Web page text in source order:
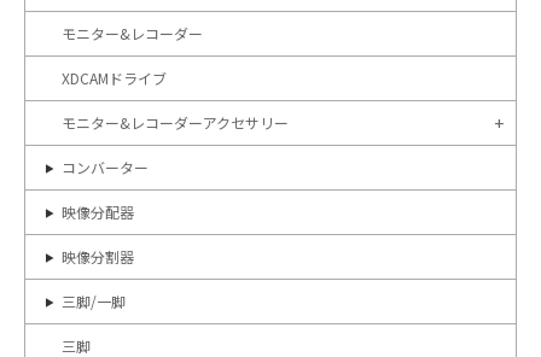
モニター&レコーダー
XDCAMドライブ
モニター&レコーダーアクセサリー
コンバーター
映像分配器
映像分割器
三脚/一脚
三脚